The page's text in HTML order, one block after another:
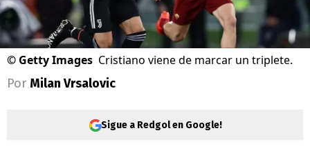
© Getty Images Cristiano viene de marcar un triplete.
Por Milan Vrsalovic
Sigue a Redgol en Google!